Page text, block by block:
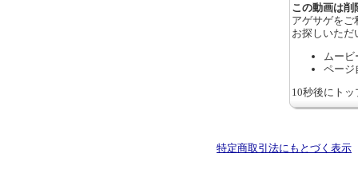
この動画は削
アゲサゲをご
お探しいただ
ムービ
ページ
10秒後にト
特定商取引法にもとづく表示